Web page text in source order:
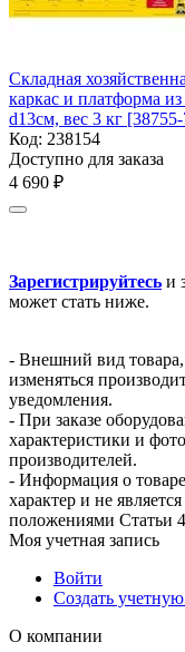
Складная
каркас и платформа
d13см, вес 3 кг
Код: 238154
Доступно для заказа
4 690 ₽
Зарегистрируйтесь и
может стать ниже.
- Внешний вид товара,
изменяться
уведомления.
- При заказе
характеристики и
производителей.
- Информация о
характер и не
положениями Статьи
Моя учетная запись
Войти
Создать
О компании